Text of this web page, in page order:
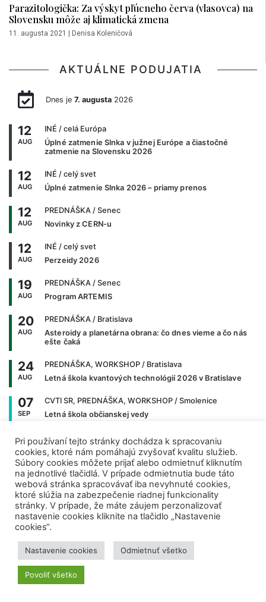
Parazitologička: Za výskyt pľúcneho červa (vlasovca) na
Slovensku môže aj klimatická zmena
11. augusta 2021 | Denisa Koleničová
AKTUÁLNE PODUJATIA
Dnes je 7. augusta2026
12
AUG
INÉ / celá Európa
Úplné zatmenie Slnka v južnej Európe a čiastočné
zatmenie na Slovensku 2026
12
AUG
INÉ / celý svet
Úplné zatmenie Slnka 2026 – priamy prenos
12
AUG
PREDNÁŠKA / Senec
Novinky z CERN-u
12
AUG
INÉ / celý svet
Perzeidy 2026
19
AUG
PREDNÁŠKA / Senec
Program ARTEMIS
20
AUG
PREDNÁŠKA / Bratislava
Asteroidy a planetárna obrana: čo dnes vieme a čo nás
ešte čaká
24
AUG
PREDNÁŠKA, WORKSHOP / Bratislava
Letná škola kvantových technológií 2026 v Bratislave
07
SEP
CVTI SR, PREDNÁŠKA, WORKSHOP / Smolenice
Letná škola občianskej vedy
08
SEP
PREDNÁŠKA
/ Bratislava
Skutočná kvantová fyzika
Zobraziť všetky podujatia >>
Nová nádej na liečbu slepoty?
Experimentálne očné kvapky dokážu
obnoviť zrak
Pri používaní tejto stránky dochádza k spracovaniu
cookies, ktoré nám pomáhajú zvyšovať kvalitu služieb.
Súbory cookies môžete prijať alebo odmietnuť kliknutím
na jednotlivé tlačidlá. V prípade odmietnutia bude táto
webová stránka spracovávať iba nevyhnuté cookies,
ktoré slúžia na zabezpečenie riadnej funkcionality
stránky. V prípade, že máte záujem perzonalizovať
nastavenie cookies kliknite na tlačidlo „Nastavenie
cookies“.
Nastavenie cookies Odmietnuť všetko
Povoliť všetko